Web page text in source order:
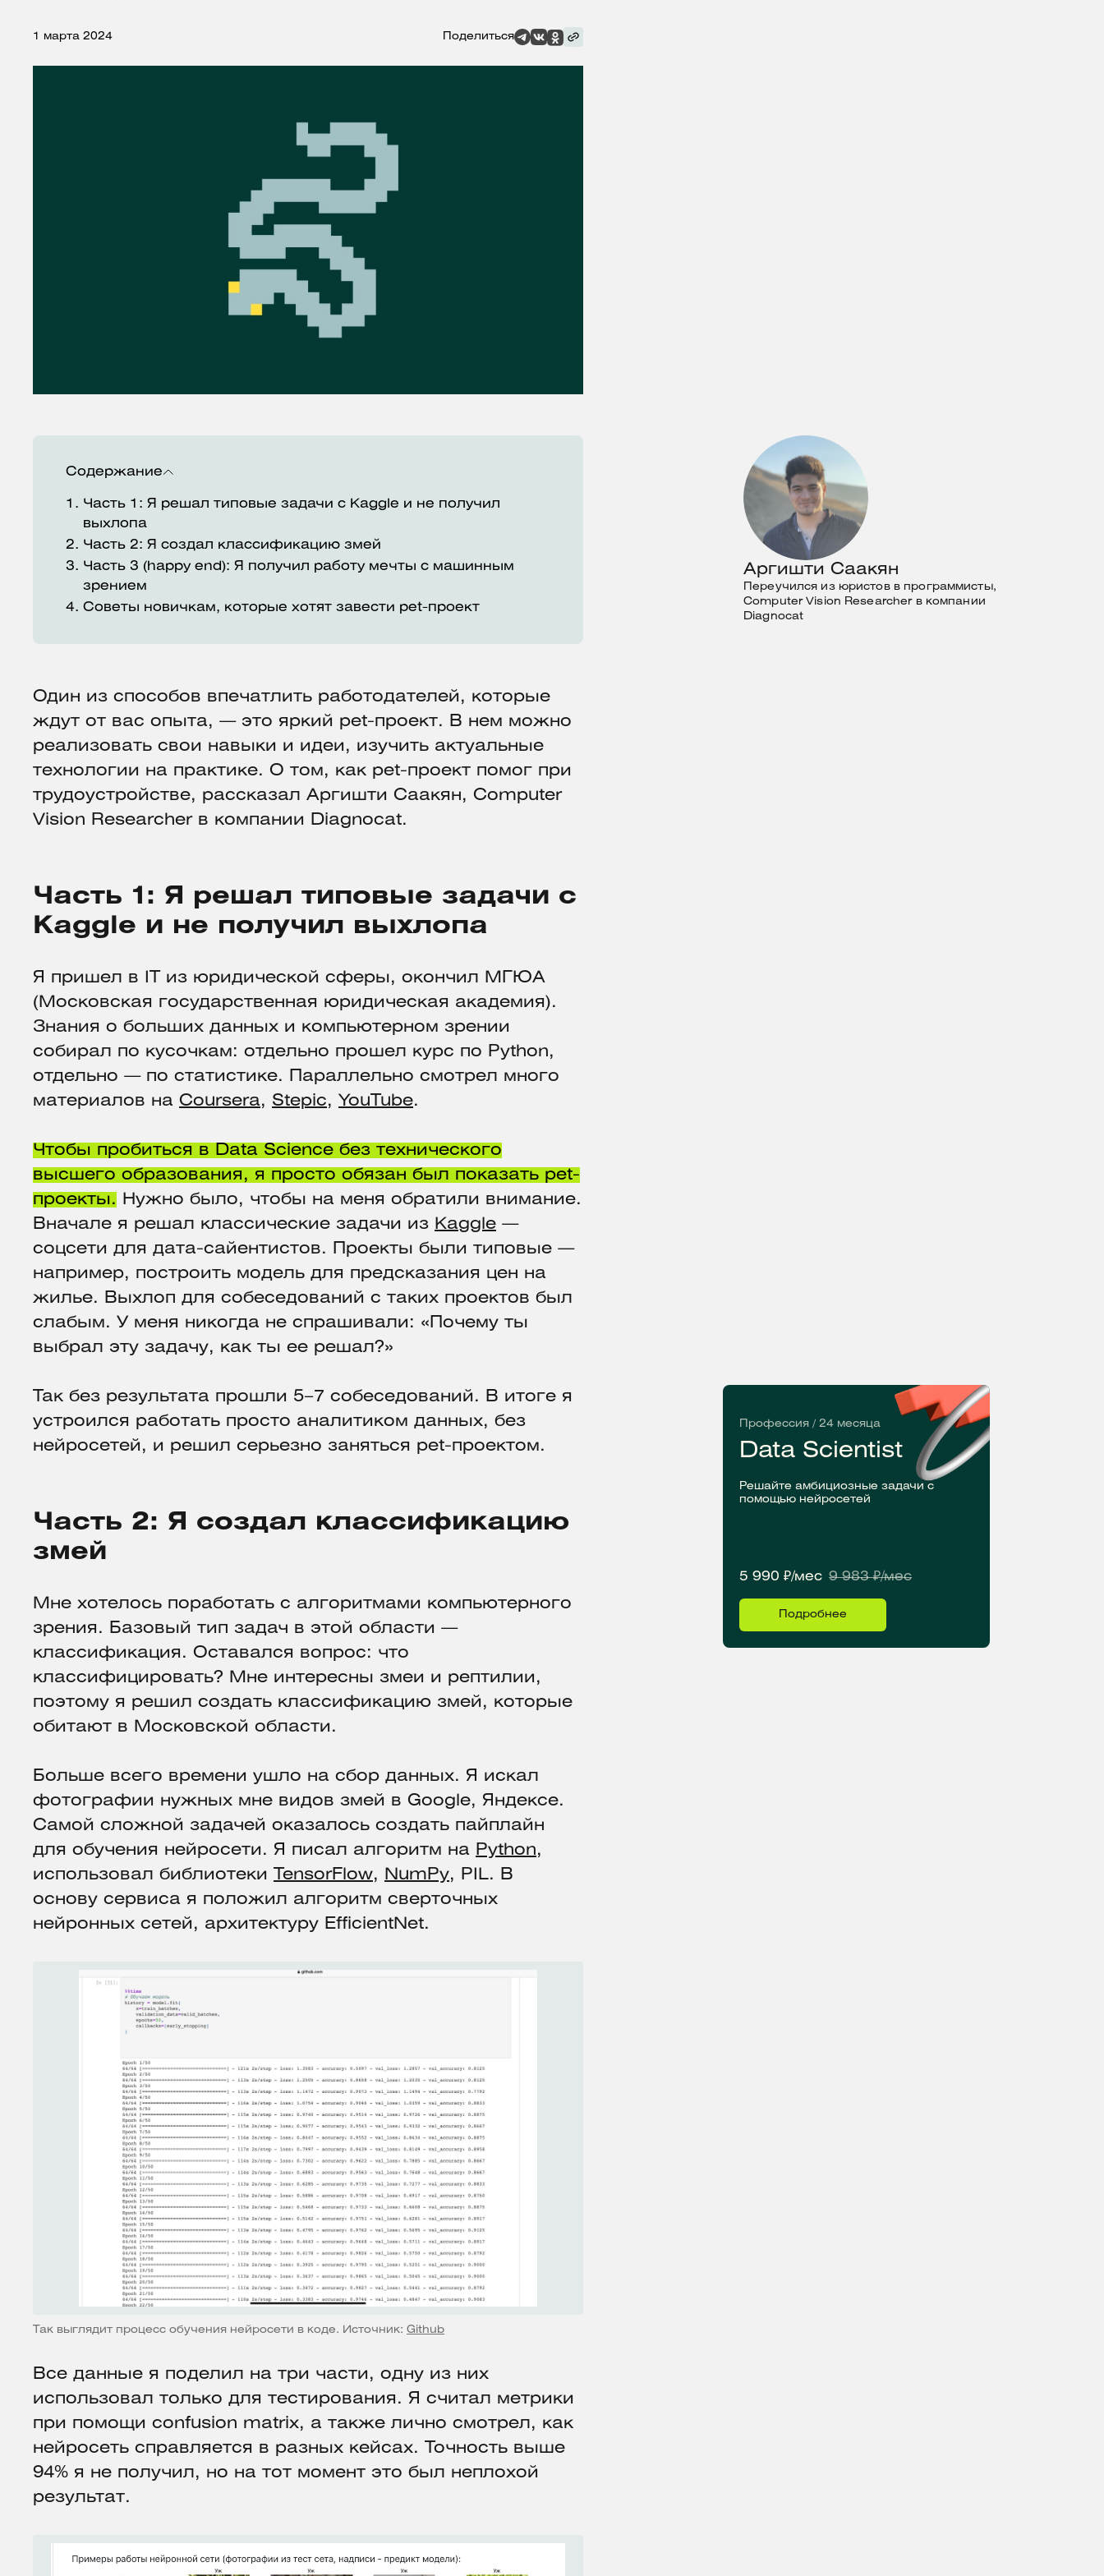
1 марта 2024 Поделиться
Содержание
1. Часть 1: Я решал типовые задачи с Kaggle и не получил
выхлопа
2. Часть 2: Я создал классификацию змей
3. Часть 3 (happy end): Я получил работу мечты с машинным
зрением
4. Советы новичкам, которые хотят завести pet-проект
Аргишти Саакян
Переучился из юристов в программисты,
Computer Vision Researcher в компании
Diagnocat
Один из способов впечатлить работодателей, которые
ждут от вас опыта, — это яркий pet-проект. В нем можно
реализовать свои навыки и идеи, изучить актуальные
технологии на практике. О том, как pet-проект помог при
трудоустройстве, рассказал Аргишти Саакян, Computer
Vision Researcher в компании Diagnocat.
Часть 1: Я решал типовые задачи с
Kaggle и не получил выхлопа
Я пришел в IT из юридической сферы, окончил МГЮА
(Московская государственная юридическая академия).
Знания о больших данных и компьютерном зрении
собирал по кусочкам: отдельно прошел курс по Python,
отдельно — по статистике. Параллельно смотрел много
материалов на Coursera, Stepic, YouTube.
Чтобы пробиться в Data Science без технического
высшего образования, я просто обязан был показать pet-
проекты.
Нужно было, чтобы на меня обратили внимание.
Вначале я решал классические задачи из Kaggle —
соцсети для дата-сайентистов. Проекты были типовые —
например, построить модель для предсказания цен на
жилье. Выхлоп для собеседований с таких проектов был
слабым. У меня никогда не спрашивали: «Почему ты
выбрал эту задачу, как ты ее решал?»
Профессия / 24 месяца
Data Scientist
Решайте амбициозные задачи с
помощью нейросетей
5 990 ₽/мес 9 983 ₽/мес
Подробнее
Так без результата прошли 5–7 собеседований. В итоге я
устроился работать просто аналитиком данных, без
нейросетей, и решил серьезно заняться pet-проектом.
Часть 2: Я создал классификацию
змей
Мне хотелось поработать с алгоритмами компьютерного
зрения. Базовый тип задач в этой области —
классификация. Оставался вопрос: что
классифицировать? Мне интересны змеи и рептилии,
поэтому я решил создать классификацию змей, которые
обитают в Московской области.
Больше всего времени ушло на сбор данных. Я искал
фотографии нужных мне видов змей в Google, Яндексе.
Самой сложной задачей оказалось создать пайплайн
для обучения нейросети. Я писал алгоритм на Python,
использовал библиотеки
TensorFlow, NumPy, PIL. В
основу сервиса я положил алгоритм сверточных
нейронных сетей, архитектуру EfficientNet.
Так выглядит процесс обучения нейросети в коде. Источник: Github
Все данные я поделил на три части, одну из них
использовал только для тестирования. Я считал метрики
при помощи confusion matrix, а также лично смотрел, как
нейросеть справляется в разных кейсах. Точность выше
94% я не получил, но на тот момент это был неплохой
результат.